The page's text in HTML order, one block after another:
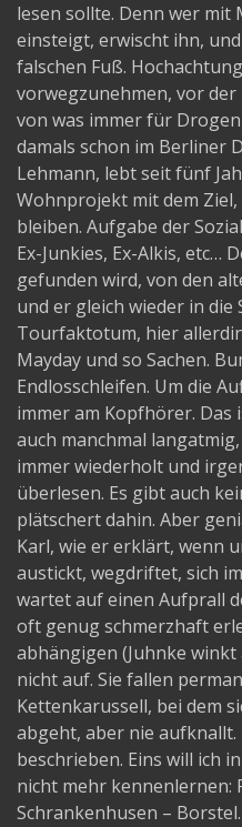
lesen sollte. Denn wer mit
einsteigt, erwischt ihn,
falschen Fuß.
vorwegzunehmen, vor
von was immer für
damals schon im Berliner
Lehmann, lebt seit fünf
Wohnprojekt mit dem Ziel,
bleiben. Aufgabe der
Ex-Junkies, Ex-Alkis, etc…
gefunden wird, von den
und er gleich wieder in die
Tourfaktotum, hier
Mayday und so Sachen.
Endlosschleifen. Um die
immer am Kopfhörer. Das
auch manchmal
immer wiederholt und
überlesen. Es gibt auch
plätschert dahin. Aber
Karl, wie er erklärt, wenn
austickt, wegdriftet, sich
wartet auf einen Aufprall
oft genug schmerzhaft
abhängigen (Juhnke
nicht auf. Sie fallen
Kettenkarussell, bei dem
abgeht, aber nie
beschrieben. Eins will ich
nicht mehr kennenlernen:
Schrankenhusen – Borstel.